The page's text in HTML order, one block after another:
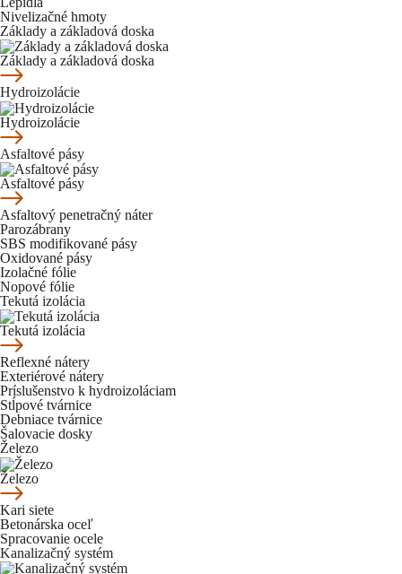
Nivelizačné hmoty
Základy a základová doska
Základy a základová doska
Hydroizolácie
Hydroizolácie
Asfaltové pásy
Asfaltové pásy
Asfaltový penetračný náter
Parozábrany
SBS modifikované pásy
Oxidované pásy
Izolačné fólie
Nopové fólie
Tekutá izolácia
Tekutá izolácia
Reflexné nátery
Exteriérové nátery
Príslušenstvo k hydroizoláciam
Stĺpové tvárnice
Debniace tvárnice
Šalovacie dosky
Železo
Železo
Kari siete
Betonárska oceľ
Spracovanie ocele
Kanalizačný systém